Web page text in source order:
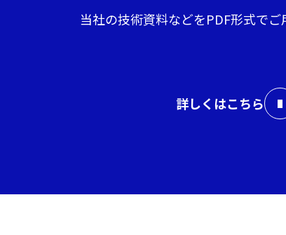
当社の技術資料などをPDF形式でご
詳しくはこちら